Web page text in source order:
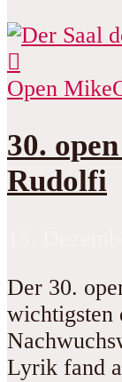
Open Mike
30.
Rudolfi
Der 30.
wichtigsten
Lyrik fand